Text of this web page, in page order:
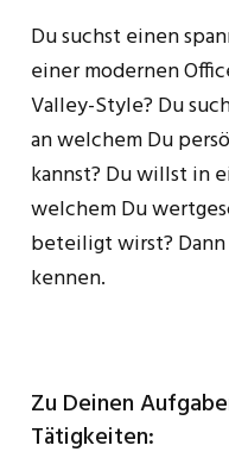
Du suchst einen
einer modernen
Valley-Style? Du
an welchem Du
kannst? Du willst in
welchem Du
beteiligt wirst?
kennen.
Zu Deinen
Tätigkeiten: